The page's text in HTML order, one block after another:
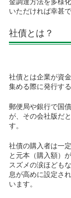
いただければ幸甚で
社債とは？
社債とは企業が資
集める際に発行す
郵便局や銀行で国
が、その会社版だ
す。
社債の購入者は一
と元本（購入額）
スズメの涙ほども
息が高めに設定さ
います。